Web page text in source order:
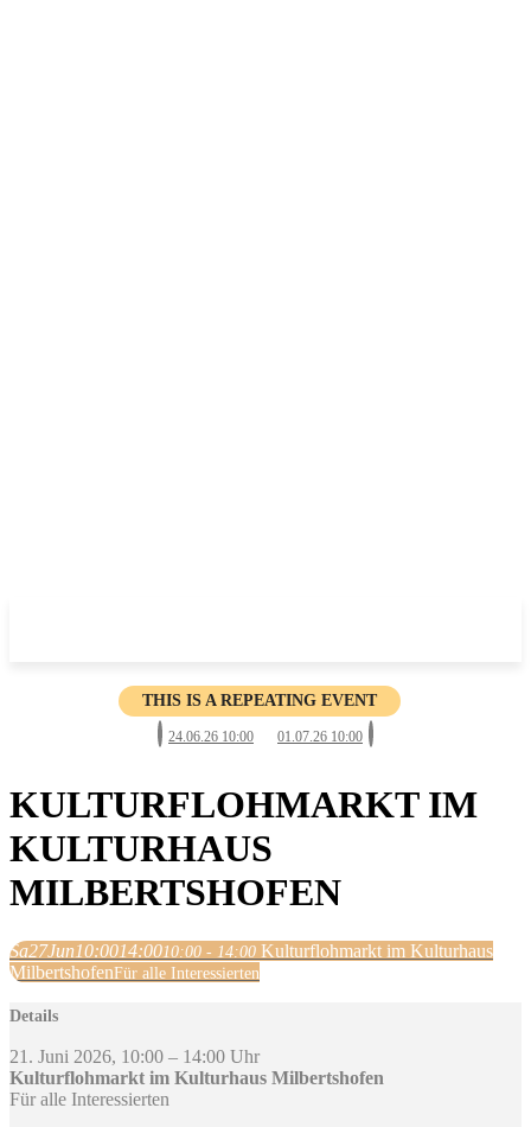
THIS IS A REPEATING EVENT
24.06.26 10:00 01.07.26 10:00
KULTURFLOHMARKT IM
KULTURHAUS
MILBERTSHOFEN
Sa27Jun10:0014:0010:00 - 14:00 Kulturflohmarkt im Kulturhaus
MilbertshofenFür alle Interessierten
Details
21. Juni 2026, 10:00 – 14:00 Uhr
Kulturflohmarkt im Kulturhaus Milbertshofen
Für alle Interessierten